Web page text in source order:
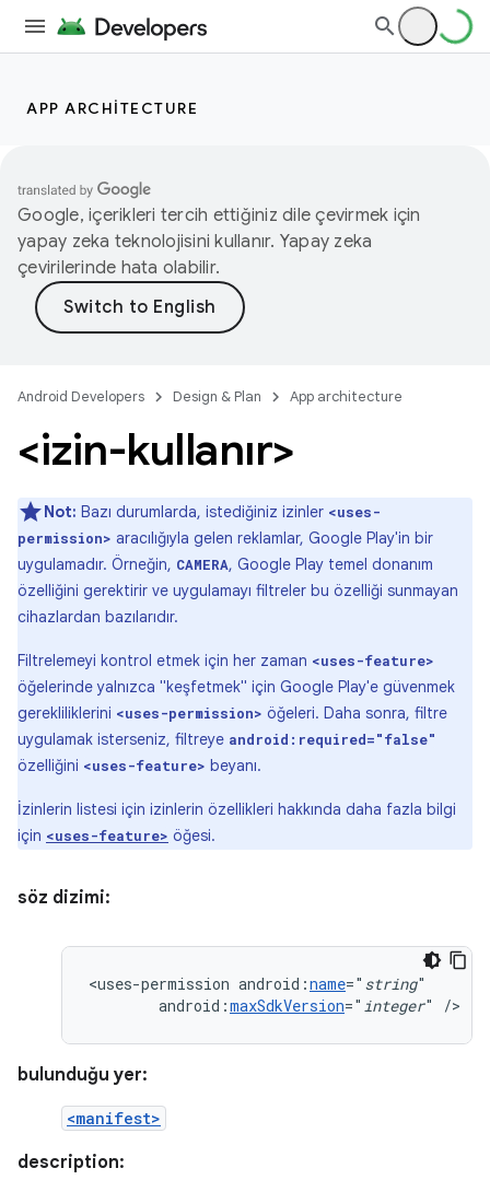
APP ARCHITECTURE
Google, içerikleri tercih ettiğiniz dile çevirmek için
yapay zeka teknolojisini kullanır. Yapay zeka
çevirilerinde hata olabilir.
Android Developers Design & Plan App architecture
<izin-kullanır>
Not: Bazı durumlarda, istediğiniz izinler <uses-
permission> aracılığıyla gelen reklamlar, Google Play'in bir
uygulamadır. Örneğin, CAMERA, Google Play temel donanım
özelliğini gerektirir ve uygulamayı filtreler bu özelliği sunmayan
cihazlardan bazılarıdır.
Filtrelemeyi kontrol etmek için her zaman <uses-feature>
öğelerinde yalnızca "keşfetmek" için Google Play'e güvenmek
gerekliliklerini <uses-permission> öğeleri. Daha sonra, filtre
uygulamak isterseniz, filtreye android:required="false"
özelliğini <uses-feature> beyanı.
İzinlerin listesi için izinlerin özellikleri hakkında daha fazla bilgi
için <uses-feature> öğesi.
söz dizimi:
<uses-permission android:name=" string
android:maxSdkVersion=" integer" />
bulunduğu yer:
<manifest>
description: